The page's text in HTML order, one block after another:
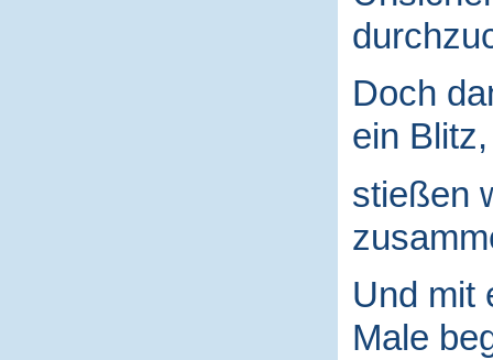
Doch
ein Blitz,
stießen
Und mit
Male